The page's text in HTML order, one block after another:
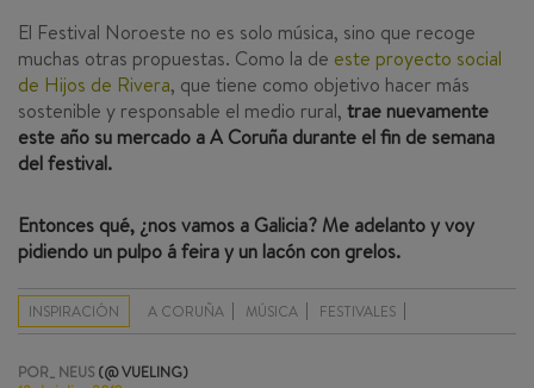
El Festival Noroeste no es solo música, sino que recoge
muchas otras propuestas. Como la de este proyecto social
de Hijos de Rivera, que tiene como objetivo hacer más
sostenible y responsable el medio rural, trae nuevamente
este año su mercado a A Coruña durante el fin de semana
del festival.
Entonces qué, ¿nos vamos a Galicia? Me adelanto y voy
pidiendo un pulpo á feira y un lacón con grelos.
INSPIRACIÓN A CORUÑA MÚSICA FESTIVALES
POR_ NEUS (@ VUELING)